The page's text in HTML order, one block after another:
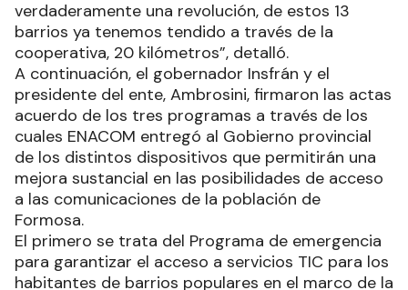
verdaderamente una revolución, de estos 13
barrios ya tenemos tendido a través de la
cooperativa, 20 kilómetros”, detalló.
A continuación, el gobernador Insfrán y el
presidente del ente, Ambrosini, firmaron las actas
acuerdo de los tres programas a través de los
cuales ENACOM entregó al Gobierno provincial
de los distintos dispositivos que permitirán una
mejora sustancial en las posibilidades de acceso
a las comunicaciones de la población de
Formosa.
El primero se trata del Programa de emergencia
para garantizar el acceso a servicios TIC para los
habitantes de barrios populares en el marco de la